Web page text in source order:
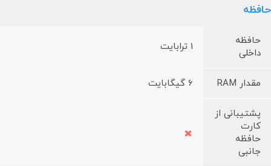
حافظه
حافظه
داخلی
1 ترابایت
مقدار RAM 6 گیگابایت
پشتیبانی از
کارت
حافظه
جانبی